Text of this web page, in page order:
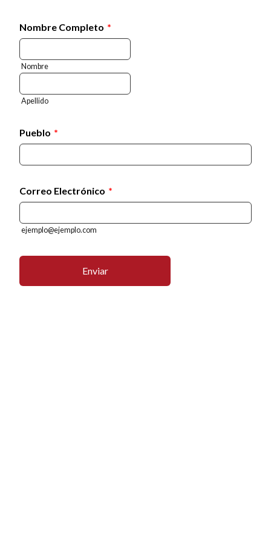
Nombre Completo *
Nombre
Apellido
Pueblo *
Correo Electrónico *
ejemplo@ejemplo.com
Enviar